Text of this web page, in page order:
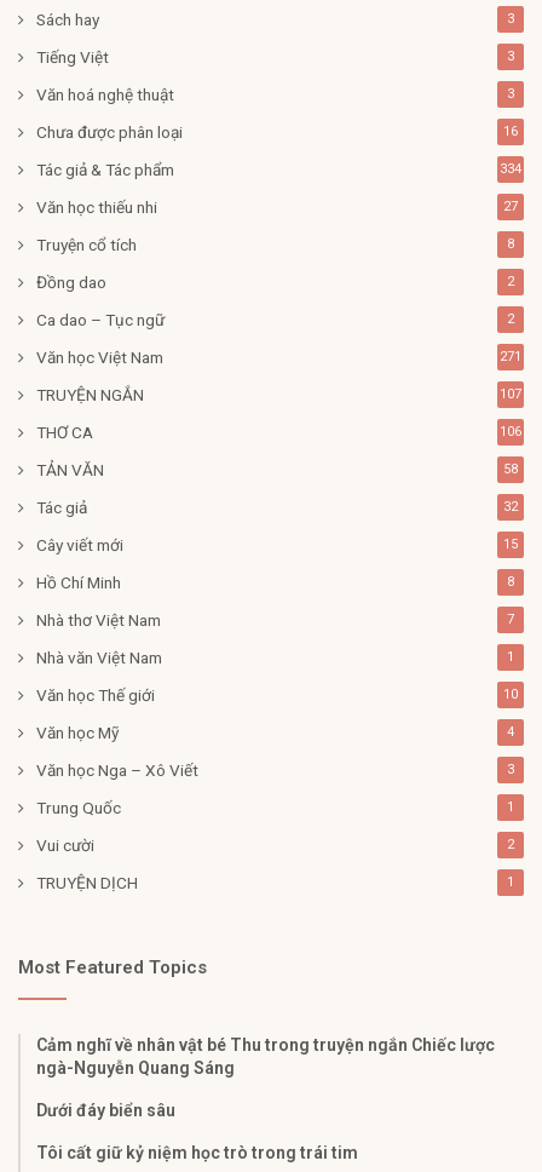
Sách hay 3
Tiếng Việt 3
Văn hoá nghệ thuật 3
Chưa được phân loại 16
Tác giả & Tác phẩm 334
Văn học thiếu nhi 27
Truyện cổ tích 8
Đồng dao 2
Ca dao – Tục ngữ 2
Văn học Việt Nam 271
TRUYỆN NGẮN 107
THƠ CA 106
TẢN VĂN 58
Tác giả 32
Cây viết mới 15
Hồ Chí Minh 8
Nhà thơ Việt Nam 7
Nhà văn Việt Nam 1
Văn học Thế giới 10
Văn học Mỹ 4
Văn học Nga – Xô Viết 3
Trung Quốc 1
Vui cười 2
TRUYỆN DỊCH 1
Most Featured Topics
Cảm nghĩ về nhân vật bé Thu trong truyện ngắn Chiếc lược
ngà-Nguyễn Quang Sáng
Dưới đáy biển sâu
Tôi cất giữ kỷ niệm học trò trong trái tim